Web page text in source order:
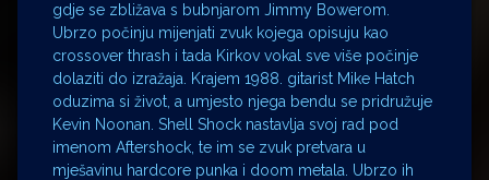
gdje se zbližava s bubnjarom Jimmy Bowerom.
Ubrzo počinju mijenjati zvuk kojega opisuju kao
crossover thrash i tada Kirkov vokal sve više počinje
dolaziti do izražaja. Krajem 1988. gitarist Mike Hatch
oduzima si život, a umjesto njega bendu se pridružuje
Kevin Noonan. Shell Shock nastavlja svoj rad pod
imenom Aftershock, te im se zvuk pretvara u
mješavinu hardcore punka i doom metala. Ubrzo ih